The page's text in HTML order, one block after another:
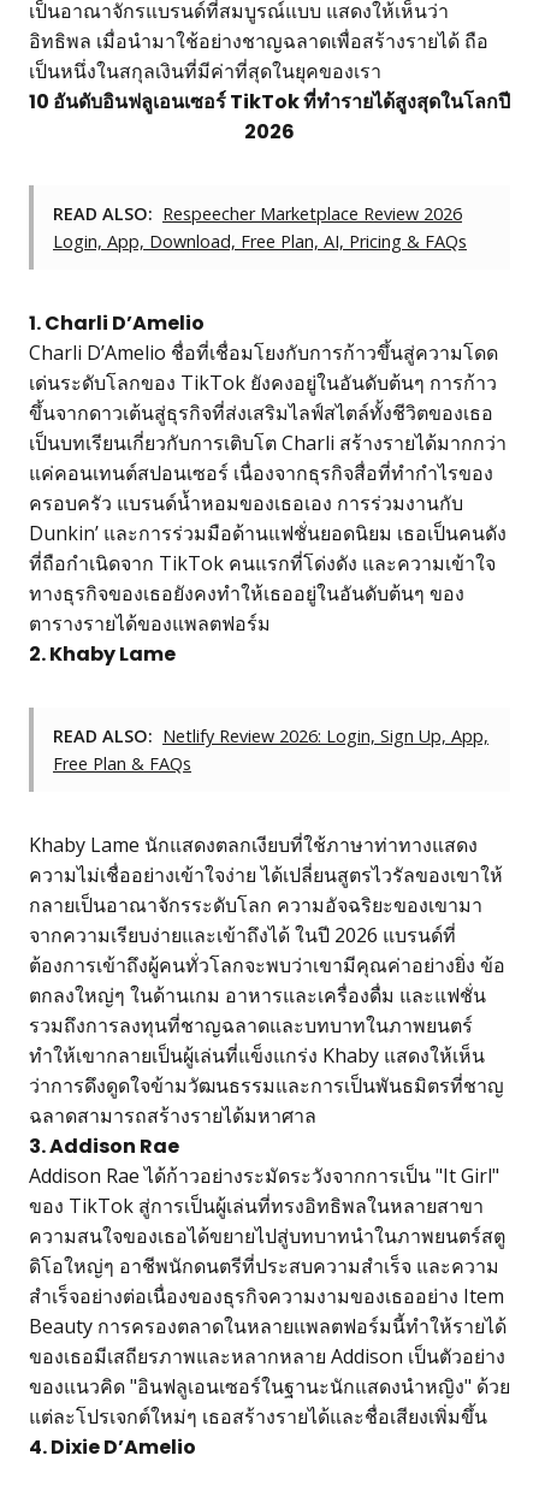
เป็นอาณาจักรแบรนด์ที่สมบูรณ์แบบ แสดงให้เห็นว่า
อิทธิพล เมื่อนำมาใช้อย่างชาญฉลาดเพื่อสร้างรายได้ ถือ
เป็นหนึ่งในสกุลเงินที่มีค่าที่สุดในยุคของเรา
10 อันดับอินฟลูเอนเซอร์ TikTok ที่ทำรายได้สูงสุดในโลกปี
2026
READ ALSO: Respeecher Marketplace Review 2026
Login, App, Download, Free Plan, AI, Pricing & FAQs
1. Charli D’Amelio
Charli D’Amelio ชื่อที่เชื่อมโยงกับการก้าวขึ้นสู่ความโดด
เด่นระดับโลกของ TikTok ยังคงอยู่ในอันดับต้นๆ การก้าว
ขึ้นจากดาวเต้นสู่ธุรกิจที่ส่งเสริมไลฟ์สไตล์ทั้งชีวิตของเธอ
เป็นบทเรียนเกี่ยวกับการเติบโต Charli สร้างรายได้มากกว่า
แค่คอนเทนต์สปอนเซอร์ เนื่องจากธุรกิจสื่อที่ทำกำไรของ
ครอบครัว แบรนด์น้ำหอมของเธอเอง การร่วมงานกับ
Dunkin’ และการร่วมมือด้านแฟชั่นยอดนิยม เธอเป็นคนดัง
ที่ถือกำเนิดจาก TikTok คนแรกที่โด่งดัง และความเข้าใจ
ทางธุรกิจของเธอยังคงทำให้เธออยู่ในอันดับต้นๆ ของ
ตารางรายได้ของแพลตฟอร์ม
2. Khaby Lame
READ ALSO: Netlify Review 2026: Login, Sign Up, App,
Free Plan & FAQs
Khaby Lame นักแสดงตลกเงียบที่ใช้ภาษาท่าทางแสดง
ความไม่เชื่ออย่างเข้าใจง่าย ได้เปลี่ยนสูตรไวรัลของเขาให้
กลายเป็นอาณาจักรระดับโลก ความอัจฉริยะของเขามา
จากความเรียบง่ายและเข้าถึงได้ ในปี 2026 แบรนด์ที่
ต้องการเข้าถึงผู้คนทั่วโลกจะพบว่าเขามีคุณค่าอย่างยิ่ง ข้อ
ตกลงใหญ่ๆ ในด้านเกม อาหารและเครื่องดื่ม และแฟชั่น
รวมถึงการลงทุนที่ชาญฉลาดและบทบาทในภาพยนตร์
ทำให้เขากลายเป็นผู้เล่นที่แข็งแกร่ง Khaby แสดงให้เห็น
ว่าการดึงดูดใจข้ามวัฒนธรรมและการเป็นพันธมิตรที่ชาญ
ฉลาดสามารถสร้างรายได้มหาศาล
3. Addison Rae
Addison Rae ได้ก้าวอย่างระมัดระวังจากการเป็น "It Girl"
ของ TikTok สู่การเป็นผู้เล่นที่ทรงอิทธิพลในหลายสาขา
ความสนใจของเธอได้ขยายไปสู่บทบาทนำในภาพยนตร์สตู
ดิโอใหญ่ๆ อาชีพนักดนตรีที่ประสบความสำเร็จ และความ
สำเร็จอย่างต่อเนื่องของธุรกิจความงามของเธออย่าง Item
Beauty การครองตลาดในหลายแพลตฟอร์มนี้ทำให้รายได้
ของเธอมีเสถียรภาพและหลากหลาย Addison เป็นตัวอย่าง
ของแนวคิด "อินฟลูเอนเซอร์ในฐานะนักแสดงนำหญิง" ด้วย
แต่ละโปรเจกต์ใหม่ๆ เธอสร้างรายได้และชื่อเสียงเพิ่มขึ้น
4. Dixie D’Amelio